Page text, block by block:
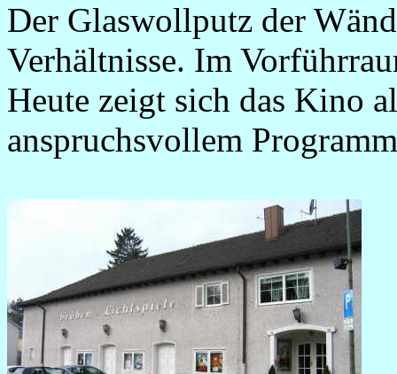
Der Glaswollputz der
Verhältnisse. Im
Heute zeigt sich das Kino
anspruchsvollem